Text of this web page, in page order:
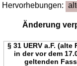
Hervorhebungen:
Änderung
§ 31 UERV a.F. (alte
in der vor dem
geltenden